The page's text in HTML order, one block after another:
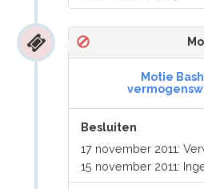
Motie
Besluiten
17 november 2011:
15 november 2011: